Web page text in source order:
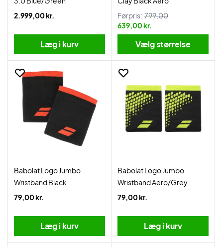
2.999,00 kr.
Læg i kurv
Førpris: 799,00
639,00 kr.
Vælg størrelse
Babolat Logo Jumbo
Wristband Black
79,00 kr.
Læg i kurv
Babolat Logo Jumbo
Wristband Aero/Grey
79,00 kr.
Læg i kurv